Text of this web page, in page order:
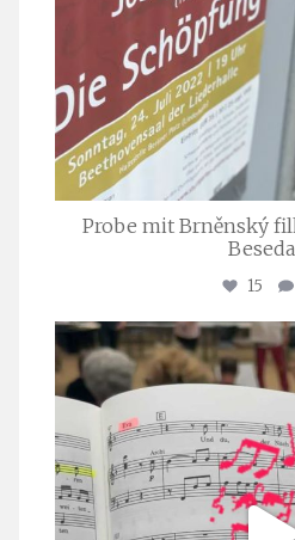
Probe mit Brněnský
Beseda
15
Juli 23